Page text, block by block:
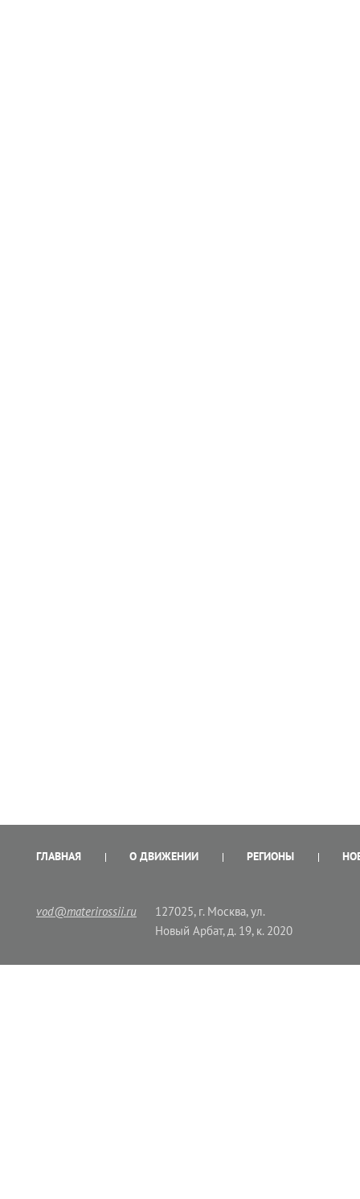
ГЛАВНАЯ О ДВИЖЕНИИ РЕГИОНЫ
vod@materirossii.ru
127025, г. Москва, ул.
Новый Арбат, д. 19, к. 2020